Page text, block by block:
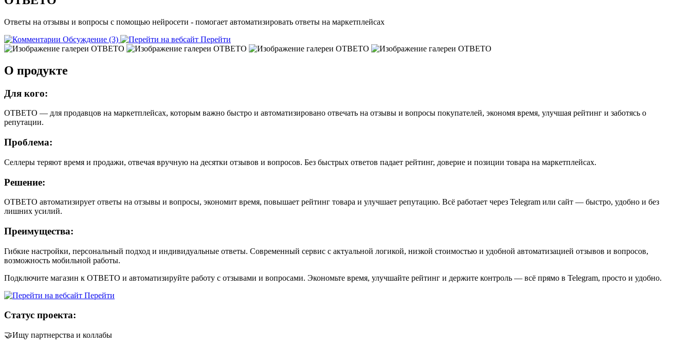
Ответы на отзывы и вопросы с помощью нейросети - помогает автоматизировать ответы на маркетплейсах
Обсуждение (3)
Перейти
О продукте
Для кого:
ОТВЕТО — для продавцов на маркетплейсах, которым важно быстро и автоматизировано отвечать на отзывы и вопросы покупателей, экономя время, улучшая рейтинг и заботясь о
репутации.
Проблема:
Селлеры теряют время и продажи, отвечая вручную на десятки отзывов и вопросов. Без быстрых ответов падает рейтинг, доверие и позиции товара на маркетплейсах.
Решение:
ОТВЕТО автоматизирует ответы на отзывы и вопросы, экономит время, повышает рейтинг товара и улучшает репутацию. Всё работает через Telegram или сайт — быстро, удобно и без
лишних усилий.
Преимущества:
Гибкие настройки, персональный подход и индивидуальные ответы. Современный сервис с актуальной логикой, низкой стоимостью и удобной автоматизацией отзывов и вопросов,
возможность мобильной работы.
Подключите магазин к ОТВЕТО и автоматизируйте работу с отзывами и вопросами. Экономьте время, улучшайте рейтинг и держите контроль — всё прямо в Telegram, просто и удобно.
Перейти
Статус проекта:
🤝Ищу партнерства и коллабы